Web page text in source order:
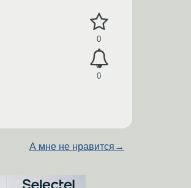
0
0
А мне не нравится →